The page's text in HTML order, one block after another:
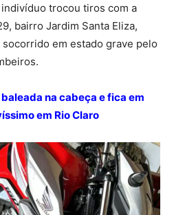
trocou tiros com a
bairro Jardim Santa Eliza,
em estado grave pelo
na cabeça e fica em
em Rio Claro